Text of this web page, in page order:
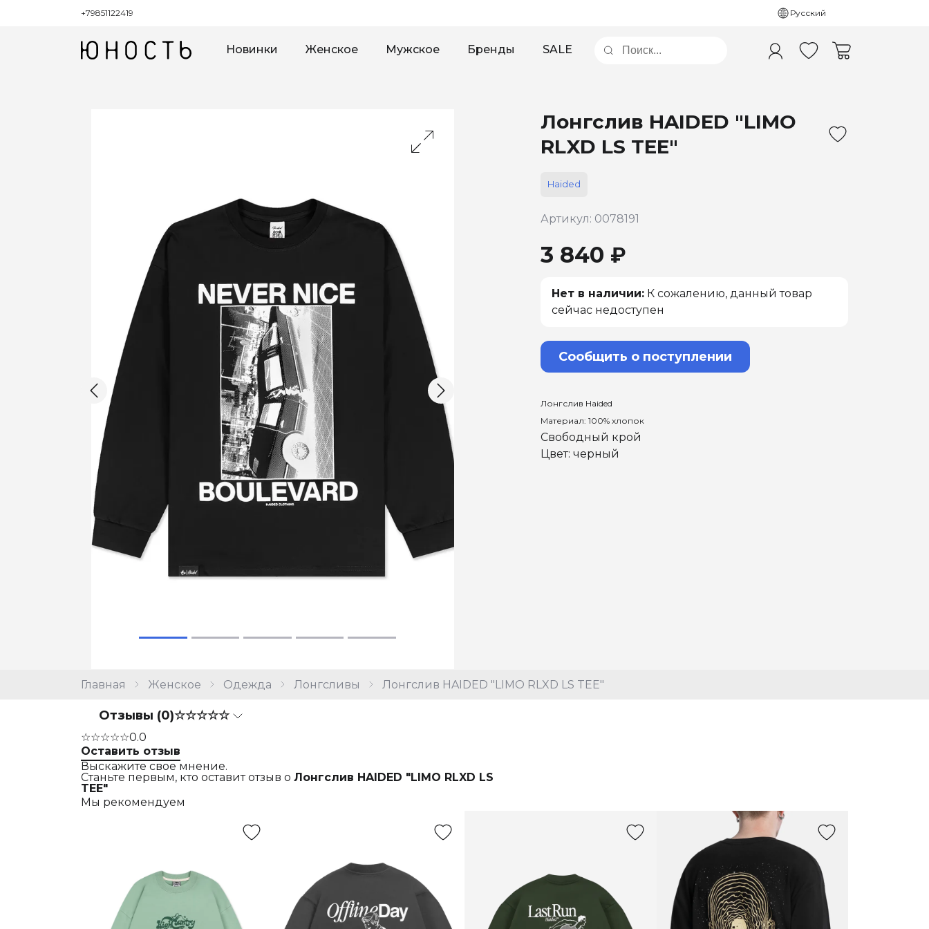
+79851122419 Русский
Новинки Женское Мужское Бренды SALE
Главная Женское Одежда Лонгсливы Лонгслив HAIDED "LIMO RLXD LS TEE"
Лонгслив HAIDED "LIMO
RLXD LS TEE"
Haided
Артикул: 0078191
3 840 ₽
Нет в наличии: К сожалению, данный товар
сейчас недоступен
Сообщить о поступлении
Лонгслив Haided
Материал: 100% хлопок
Свободный крой
Цвет: черный
Отзывы (0)☆☆☆☆☆
☆☆☆☆☆0.0
Оставить отзыв
Выскажите свое мнение.
Станьте первым, кто оставит отзыв о Лонгслив HAIDED "LIMO RLXD LS
TEE"
Мы рекомендуем